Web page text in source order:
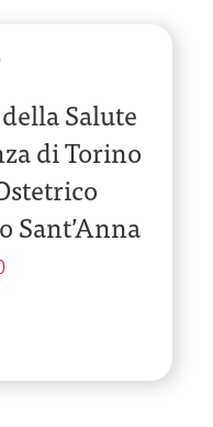
Salute
di Torino
Sant’Anna